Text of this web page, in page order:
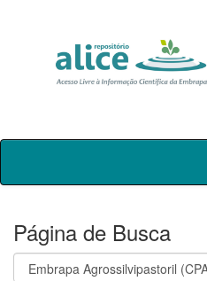
Skip
Página de Busca